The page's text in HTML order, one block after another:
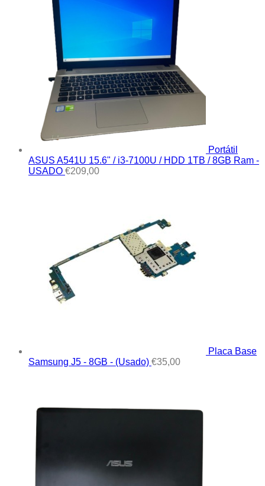
Portátil
ASUS A541U 15.6" / i3-7100U / HDD 1TB / 8GB Ram -
USADO €209,00
Placa Base
Samsung J5 - 8GB - (Usado) €35,00